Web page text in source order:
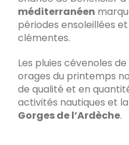
méditerranéen
périodes ensoleillées
clémentes.
Les pluies cévenoles
orages du printemps
de qualité et en
activités nautiques et
Gorges de l’Ardèche.